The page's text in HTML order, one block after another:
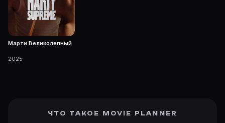
Марти Великолепный
2025
ЧТО ТАКОЕ MOVIE PLANNER